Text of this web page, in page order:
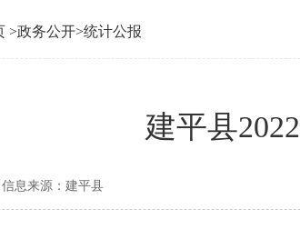
>政务公开>统计公报
建平县
息来源：建平县